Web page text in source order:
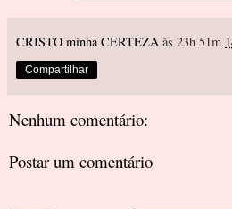
CRISTO minha CERTEZA às 23h 51m
Compartilhar
Nenhum comentário:
Postar um comentário